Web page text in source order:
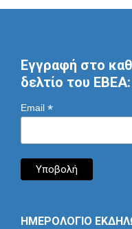
Εγγραφή στο
δελτίο του ΕΒΕΑ:
Email *
ΗΜΕΡΟΛΟΓΙΟ